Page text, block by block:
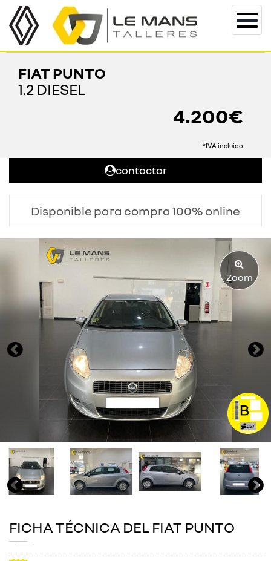
FIAT PUNTO
1.2 DIESEL
4.200€
*IVA incluido
contactar
Disponible para compra 100% online
Zoom
FICHA TÉCNICA DEL FIAT PUNTO